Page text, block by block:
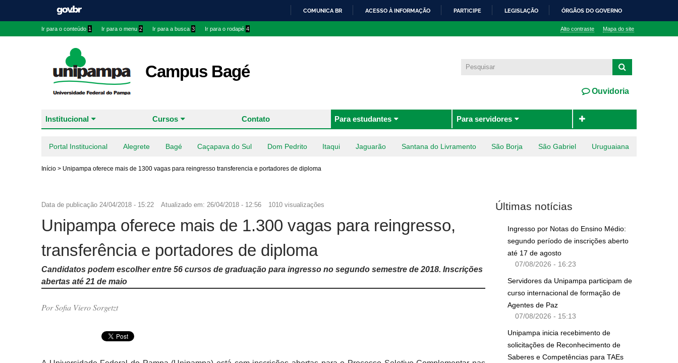
COMUNICA BR ACESSO À INFORMAÇÃO PARTICIPE LEGISLAÇÃO ÓRGÃOS DO GOVERNO
Ir para o conteúdo 1 Ir para o menu 2 Ir para a busca 3 Ir para o rodapé 4 Alto contraste Mapa do site
Campus Bagé
Ouvidoria
Institucional Cursos Contato Para estudantes Para servidores
Portal Institucional Alegrete Bagé Caçapava do Sul Dom Pedrito Itaqui Jaguarão Santana do Livramento São Borja São Gabriel Uruguaiana
Início > Unipampa oferece mais de 1300 vagas para reingresso transferencia e portadores de diploma
Data de publicação 24/04/2018 - 15:22 Atualizado em: 26/04/2018 - 12:56 1010 visualizações
Unipampa oferece mais de 1.300 vagas para reingresso,
transferência e portadores de diploma
Candidatos podem escolher entre 56 cursos de graduação para ingresso no segundo semestre de 2018. Inscrições
abertas até 21 de maio
Por Sofia Viero Sorgetzt
Últimas notícias
Ingresso por Notas do Ensino Médio:
segundo período de inscrições aberto
até 17 de agosto
07/08/2026 - 16:23
Servidores da Unipampa participam de
curso internacional de formação de
Agentes de Paz
07/08/2026 - 15:13
Unipampa inicia recebimento de
solicitações de Reconhecimento de
Saberes e Competências para TAEs